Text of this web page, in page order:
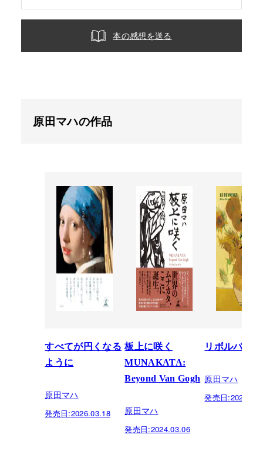
本の感想を送る
原田マハの作品
すべてが円くなる
ように
原田マハ
発売日:2026.03.18
板上に咲く
MUNAKATA:
Beyond Van Gogh
原田マハ
発売日:2024.03.06
リボルバー
原田マハ
発売日: